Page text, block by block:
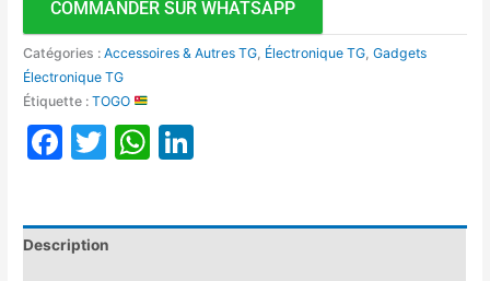
COMMANDER SUR WHATSAPP
Catégories :Accessoires & Autres TG, Électronique TG,Gadgets
Électronique TG
Étiquette :TOGO
Facebook
TwitterWhatsApp
Description